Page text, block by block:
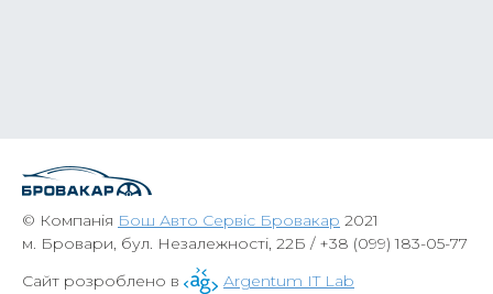
© Компанія Бош Авто Сервіс Бровакар 2021
м. Бровари, бул. Незалежності, 22Б /+38 (099) 183-05-77
Сайт розроблено в
Argentum IT Lab